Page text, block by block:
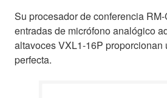
Su procesador de conferencia
entradas de micrófono analógico
altavoces VXL1-16P
perfecta.